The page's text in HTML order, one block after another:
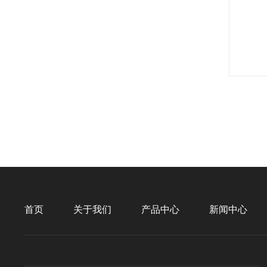
首页 关于我们 产品中心 新闻中心